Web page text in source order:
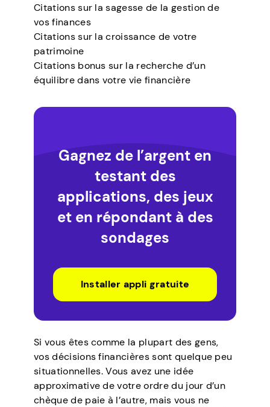
Citations sur la sagesse de la gestion de
vos finances
Citations sur la croissance de votre
patrimoine
Citations bonus sur la recherche d’un
équilibre dans votre vie financière
Gagnez de l’argent en
testant des
applications, des jeux
et en répondant à des
sondages
Installer appli gratuite
Si vous êtes comme la plupart des gens,
vos décisions financières sont quelque peu
situationnelles. Vous avez une idée
approximative de votre ordre du jour d’un
chèque de paie à l’autre, mais vous ne